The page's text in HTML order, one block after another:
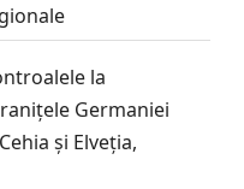
la
Germaniei
și Elveția,